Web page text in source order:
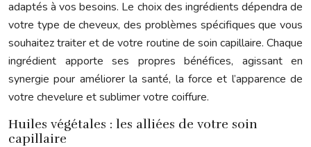
adaptés à vos besoins. Le choix des ingrédients dépendra de
votre type de cheveux, des problèmes spécifiques que vous
souhaitez traiter et de votre routine de soin capillaire. Chaque
ingrédient apporte ses propres bénéfices, agissant en
synergie pour améliorer la santé, la force et l’apparence de
votre chevelure et sublimer votre coiffure.
Huiles végétales : les alliées de votre soin
capillaire